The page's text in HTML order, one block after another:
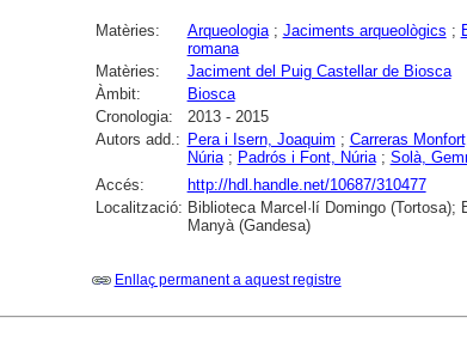
Matèries: Arqueologia; Jaciments arqueològics ;
romana
Matèries:
Jaciment del Puig Castellar de Biosca
Àmbit:
Biosca
Cronologia:
2013 - 2015
Autors add.: Pera i Isern, Joaquim ; Carreras
Núria; Padrós i Font, Núria; Solà,
Accés:
http://hdl.handle.net/10687/310477
Localització: Biblioteca Marcel·lí Domingo
Manyà (Gandesa)
Enllaç permanent a aquest registre